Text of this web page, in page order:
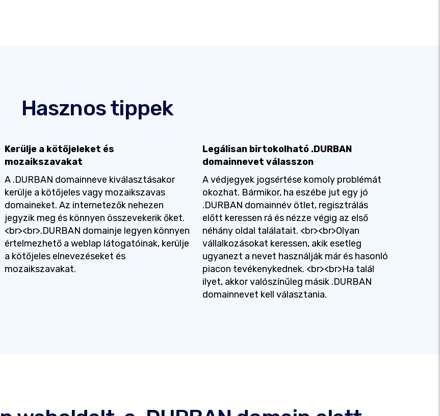
Hasznos tippek
Kerülje a kötőjeleket és
mozaikszavakat
A .DURBAN domainneve kiválasztásakor
kerülje a kötőjeles vagy mozaikszavas
domaineket. Az internetezők nehezen
jegyzik meg és könnyen összevekerik őket.
<br><br>.DURBAN domainje legyen könnyen
értelmezhető a weblap látogatóinak, kerülje
a kötőjeles elnevezéseket és
mozaikszavakat.
Legálisan birtokolható .DURBAN
domainnevet válasszon
A védjegyek jogsértése komoly problémát
okozhat. Bármikor, ha eszébe jut egy jó
.DURBAN domainnév ötlet, regisztrálás
előtt keressen rá és nézze végig az első
néhány oldal találatait. <br><br>Olyan
vállalkozásokat keressen, akik esetleg
ugyanezt a nevet használják már és hasonló
piacon tevékenykednek. <br><br>Ha talál
ilyet, akkor valószínűleg másik .DURBAN
domainnevet kell választania.